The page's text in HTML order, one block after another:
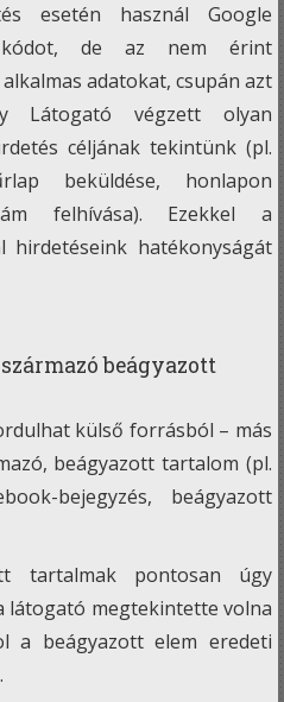
esetén használ Google
kódot, de az nem érint
adatokat, csupán azt
Látogató végzett olyan
céljának tekintünk (pl.
beküldése, honlapon
felhívása). Ezekkel a
hirdetéseink hatékonyságát
beágyazott
külső forrásból – más
beágyazott tartalom (pl.
bejegyzés, beágyazott
tartalmak pontosan úgy
látogató megtekintette volna
a beágyazott elem eredeti